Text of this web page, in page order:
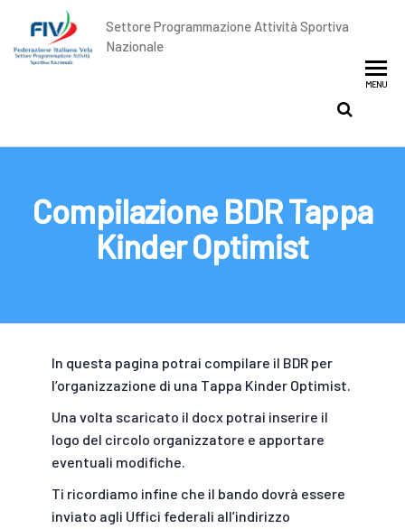
Settore Programmazione Attività Sportiva
Nazionale
MENU
Compilazione BDR Tappa
Kinder Optimist
In questa pagina potrai compilare il BDR per
l’organizzazione di una Tappa Kinder Optimist.
Una volta scaricato il docx potrai inserire il
logo del circolo organizzatore e apportare
eventuali modifiche.
Ti ricordiamo infine che il bando dovrà essere
inviato agli Uffici federali all’indirizzo